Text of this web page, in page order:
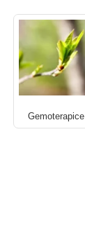
Gemoterapice